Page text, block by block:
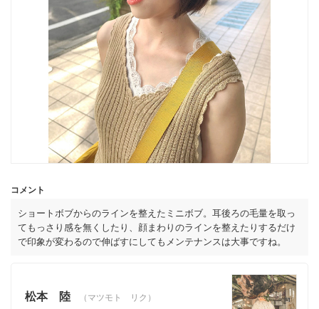
コメント
ショートボブからのラインを整えたミニボブ。耳後ろの毛量を取っ
てもっさり感を無くしたり、顔まわりのラインを整えたりするだけ
で印象が変わるので伸ばすにしてもメンテナンスは大事ですね。
松本 陸
（マツモト リク）